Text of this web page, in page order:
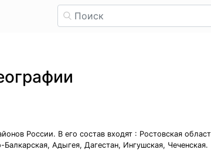
России. В его состав входят : Ростовская
Адыгея, Дагестан, Ингушская, Чеченская.